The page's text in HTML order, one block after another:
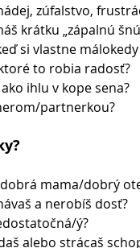
zúfalstvo,
krátku „zápalnú
si vlastne
to robia radosť?
ihlu v kope sena?
partnerkou?
mama/dobrý
a nerobíš dosť?
ý?
alebo strácaš